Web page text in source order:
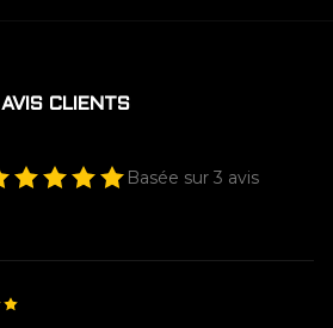
AVIS CLIENTS
Basée sur 3 avis